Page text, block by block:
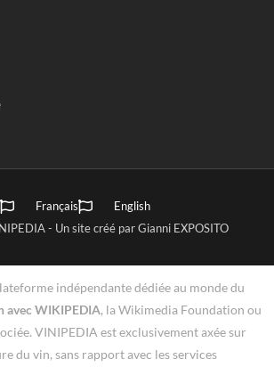
- Un site créé par Gianni EXPOSITO
Français English
indépendante dédiée au monde du
avec WIKIPEDIA, la Wikimedia Foundation ou
VINIPEDIA est exclusivement axée sur
du vin, sans rapport avec les services